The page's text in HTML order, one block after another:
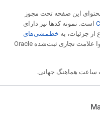
این صفحه تحت مجوز
است. نمونه کدها نیز دارای
از جزئیات، به خطمشی‌های
مراجعه کنید. جاوا علامت تجاری ثبت‌شده Oracle